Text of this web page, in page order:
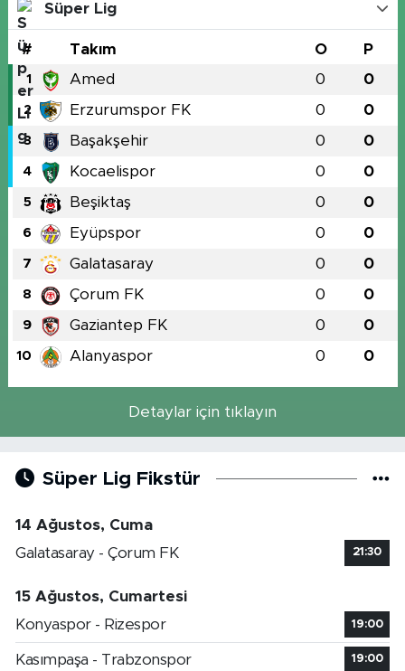
Süper Lig
# Takım O P
1 Amed 0 0
2 Erzurumspor FK 0 0
3 Başakşehir 0 0
4 Kocaelispor 0 0
5 Beşiktaş 0 0
6 Eyüpspor 0 0
7 Galatasaray 0 0
8 Çorum FK 0 0
9 Gaziantep FK 0 0
10 Alanyaspor 0 0
Detaylar için tıklayın
Süper Lig Fikstür
14 Ağustos, Cuma
Galatasaray - Çorum FK
21:30
15 Ağustos, Cumartesi
Konyaspor - Rizespor
19:00
Kasımpaşa - Trabzonspor 19:00